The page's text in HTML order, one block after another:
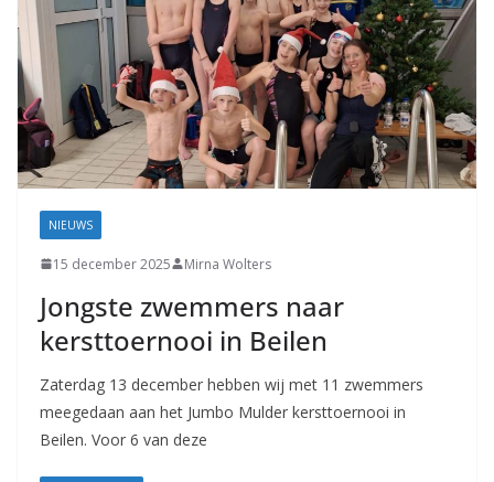
NIEUWS
15 december 2025 Mirna Wolters
Jongste zwemmers naar
kersttoernooi in Beilen
Zaterdag 13 december hebben wij met 11 zwemmers
meegedaan aan het Jumbo Mulder kersttoernooi in
Beilen. Voor 6 van deze